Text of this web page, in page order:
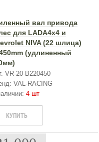
вал привода
для LADA4x4 и
NIVA (22 шлица)
(удлиненный
VR-20-B220450
VAL-RACING
4 шт
КУПИТЬ